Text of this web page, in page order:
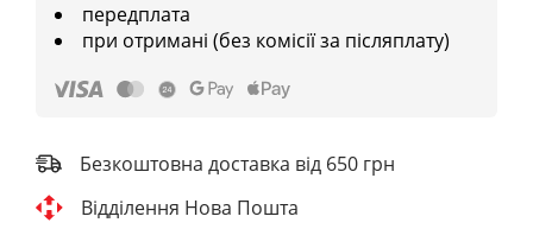
передплата
при отримані (без комісії за післяплату)
Безкоштовна доставка від 650 грн
Відділення Нова Пошта